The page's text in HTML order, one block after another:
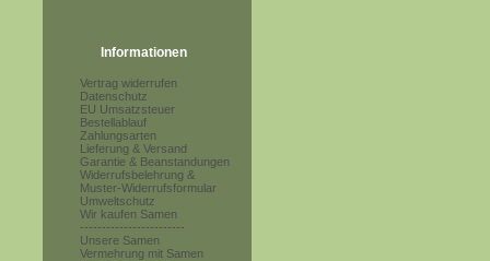
Informationen
Vertrag widerrufen
Datenschutz
EU Umsatzsteuer
Bestellablauf
Zahlungsarten
Lieferung & Versand
Garantie & Beanstandungen
Widerrufsbelehrung &
Muster-Widerrufsformular
Umweltschutz
Wir kaufen Samen
------------------------
Unsere Samen
Vermehrung mit Samen